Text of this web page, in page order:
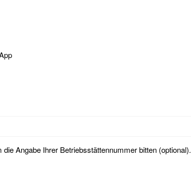
Angabe Ihrer Betriebsstättennummer bitten (optional).